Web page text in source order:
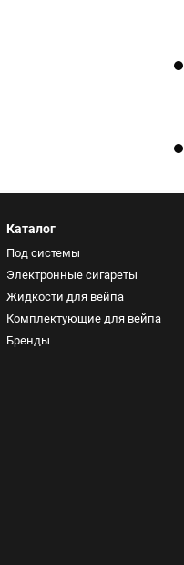
Каталог
Под системы
Электронные сигареты
Жидкости для вейпа
Комплектующие для вейпа
Бренды